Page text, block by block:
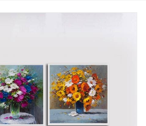
Tranh Thực Tế